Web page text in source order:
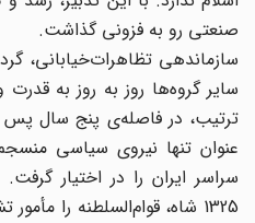
صنعتی رو به فزونی گذاشت.
سازماندهی تظاهرات‌خیابانی،
سایر گروه‌ها روز به روز به قدرت
ترتیب، در فاصله‌ی پنج سال پس
عنوان تنها نیروی سیاسی
سراسر ایران را در اختیار
1325 شاه، قوام‌السلطنه را